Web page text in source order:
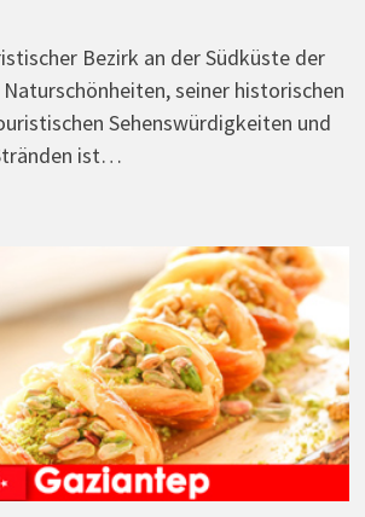
Bezirk an der Südküste der
seiner historischen
Sehenswürdigkeiten und
ist…